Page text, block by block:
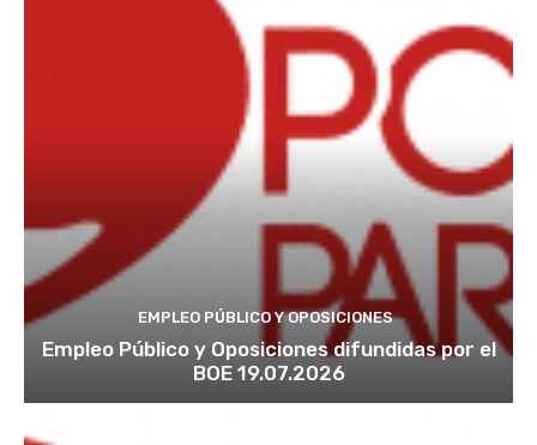
EMPLEO PÚBLICO Y OPOSICIONES
Empleo Público y Oposiciones difundidas por el
BOE 19.07.2026